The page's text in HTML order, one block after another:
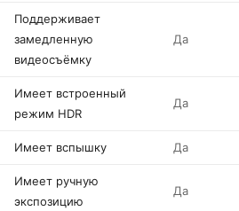
Поддерживает
замедленную
видеосъёмку
Да
Имеет встроенный
режим HDR
Да
Имеет вспышку Да
Имеет ручную
экспозицию
Да